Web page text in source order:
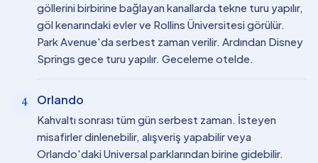
göllerini birbirine bağlayan kanallarda tekne turu yapılır,
göl kenarındaki evler ve Rollins Üniversitesi görülür.
Park Avenue'da serbest zaman verilir. Ardından Disney
Springs gece turu yapılır. Geceleme otelde.
4 Orlando
Kahvaltı sonrası tüm gün serbest zaman. İsteyen
misafirler dinlenebilir, alışveriş yapabilir veya
Orlando'daki Universal parklarından birine gidebilir.